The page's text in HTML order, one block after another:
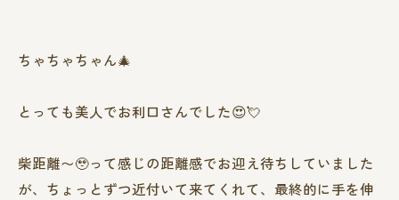
ちゃちゃちゃん🎄
とっても美人でお利口さんでした😍💘
柴距離〜🥹って感じの距離感でお迎え待ちしていました
が、ちょっとずつ近付いて来てくれて、最終的に手を伸